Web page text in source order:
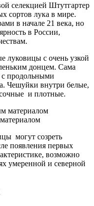
селекцией Штутгартер
сортов лука в мире.
в начале 21 века, но
в России,
луковицы с очень узкой
донцем. Сама
с продольными
Чешуйки внутри белые,
и плотные.
могут созреть
появления первых
возможно
умеренной и северной